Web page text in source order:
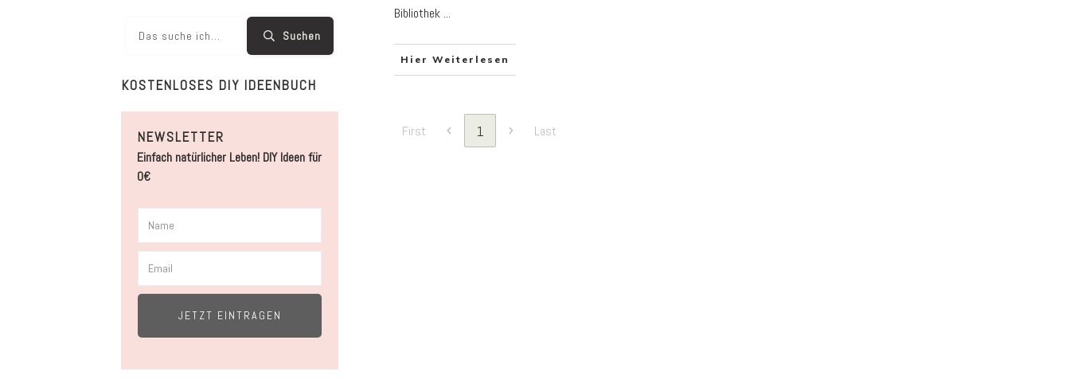
Bibliothek ...
Hier Weiterlesen
First 1 Last
Suchen
KOSTENLOSES DIY IDEENBUCH
NEWSLETTER
Einfach natürlicher Leben! DIY Ideen für
0€
JETZT EINTRAGEN